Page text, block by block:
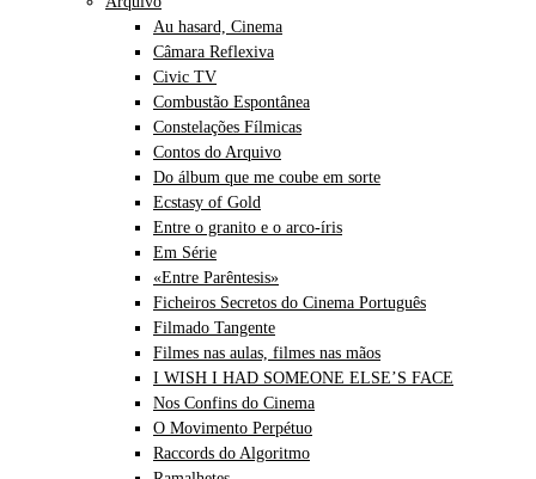
Au hasard, Cinema
Câmara Reflexiva
Civic TV
Combustão Espontânea
Constelações Fílmicas
Contos do Arquivo
Do álbum que me coube em sorte
Ecstasy of Gold
Entre o granito e o arco-íris
Em Série
«Entre Parêntesis»
Ficheiros Secretos do Cinema Português
Filmado Tangente
Filmes nas aulas, filmes nas mãos
I WISH I HAD SOMEONE ELSE’S FACE
Nos Confins do Cinema
O Movimento Perpétuo
Raccords do Algoritmo